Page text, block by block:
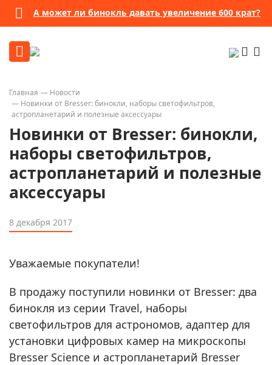
А может ли бинокль давать увеличение 600 крат?
Главная
Новости
Новинки от Bresser: бинокли, наборы светофильтров,
астропланетарий и полезные аксессуары
Новинки от Bresser: бинокли,
наборы светофильтров,
астропланетарий и полезные
аксессуары
8 декабря 2017
Уважаемые покупатели!
В продажу поступили новинки от Bresser: два
бинокля из серии Travel, наборы
светофильтров для астрономов, адаптер для
установки цифровых камер на микроскопы
Bresser Science и астропланетарий Bresser